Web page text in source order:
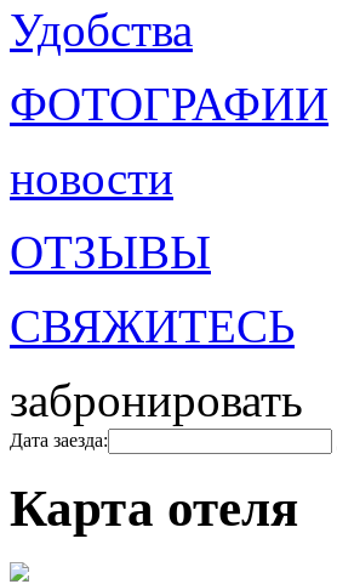
Удобства
ФОТОГРАФИИ
новости
ОТЗЫВЫ
СВЯЖИТЕСЬ
забронировать
Дата заезда:
Карта отеля